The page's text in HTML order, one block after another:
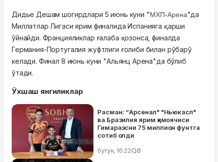
Дидье Дешам шогирдлари 5 июнь куни "МХП-Арена"да
Миллатлар Лигаси ярим финалида Испанияга қарши
ўйнайди. Францияликлар ғалаба қозонса, финалда
Германия-Португалия жуфтлиги ғолиби билан рўбарў
келади. Финал 8 июнь куни "Альянц Арена"да бўлиб
ўтади.
Ўхшаш янгиликлар
Расман: “Арсенал" "Ньюкасл"
ва Бразилия ярим ҳимоячиси
Гимараэсни 75 миллион фунтга
сотиб олди
бугун, 16:22 0